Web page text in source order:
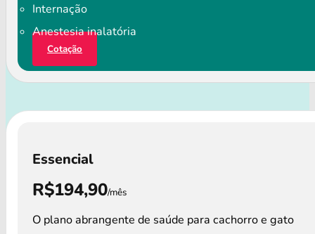
Internação
Anestesia inalatória
Cotação
Essencial
R$194,90/mês
O plano abrangente de saúde para cachorro e gato